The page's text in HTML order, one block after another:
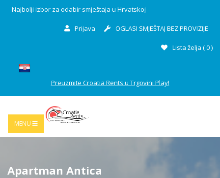
Najbolji izbor za odabir smještaja u Hrvatskoj
Prijava OGLASI SMJEŠTAJ BEZ PROVIZIJE
Lista želja (0)
Preuzmite Croatia Rents u Trgovini Play!
MENU
Apartman Antica